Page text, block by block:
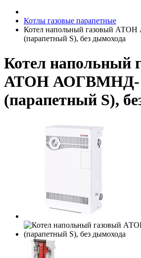
Котлы газовые парапетные
Котел напольный газовый
(парапетный S), без дымохода
Котел напольный
АТОН АОГВМНД-
(парапетный S),